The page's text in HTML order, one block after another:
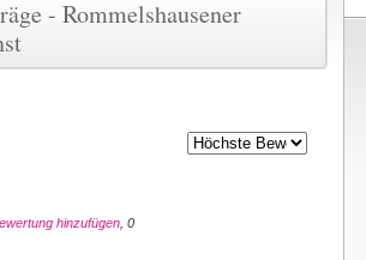
- Rommelshausener
hinzufügen , 0